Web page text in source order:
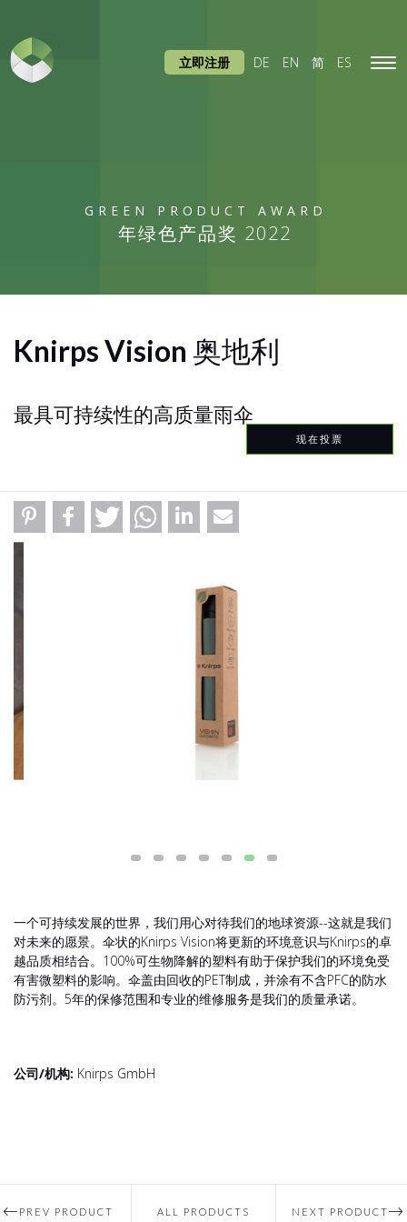
GREEN PRODUCT AWARD
年绿色产品奖 2022
立即注册 DE EN 简 ES
Knirps Vision 奥地利
最具可持续性的高质量雨伞
一个可持续发展的世界，我们用心对待我们的地球资源--这就是我们
对未来的愿景。伞状的Knirps Vision将更新的环境意识与Knirps的卓
越品质相结合。100%可生物降解的塑料有助于保护我们的环境免受
有害微塑料的影响。伞盖由回收的PET制成，并涂有不含PFC的防水
防污剂。5年的保修范围和专业的维修服务是我们的质量承诺。
公司/机构: Knirps GmbH
PREV PRODUCT ALL PRODUCTS NEXT PRODUCT